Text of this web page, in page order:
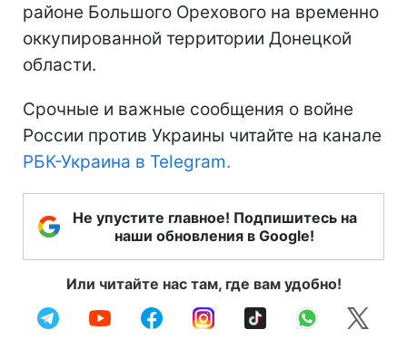
районе Большого Орехового на временно
оккупированной территории Донецкой
области.
Срочные и важные сообщения о войне
России против Украины читайте на канале
РБК-Украина в Telegram.
Не упустите главное! Подпишитесь на
наши обновления в Google!
Или читайте нас там, где вам удобно!